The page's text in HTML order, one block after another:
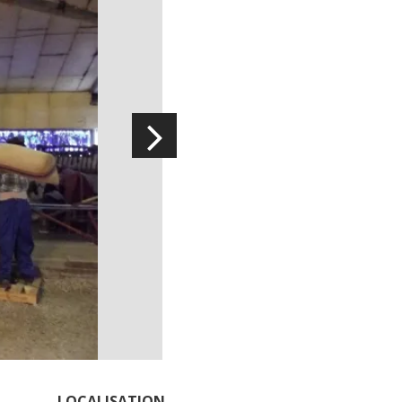
La cripta de Auzits en verano
en menos de
cien kilómetros
Los más bonitos pueblos en Francia
Otras hermosas aldeas
El Pays des Bastides du Rouergue
Las ciudades y países de arte y
historia
De la valle del Lot al País Decazeville
– Aubin
Patrimonio mundial de la UNESCO